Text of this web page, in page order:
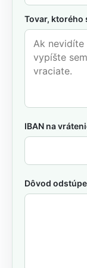
Tovar, ktorého
IBAN na
Dôvod